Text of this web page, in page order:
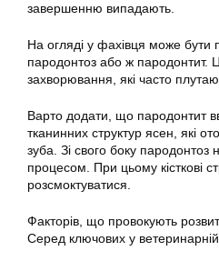
завершенню випадають.
На огляді у фахівця може бути
пародонтоз або ж пародонтит.
захворювання, які часто
Варто додати, що пародонтит
тканинних структур ясен, які
зуба. Зі свого боку пародонтоз
процесом. При цьому кісткові
розсмоктуватися.
Факторів, що провокують
Серед ключових у ветеринарній